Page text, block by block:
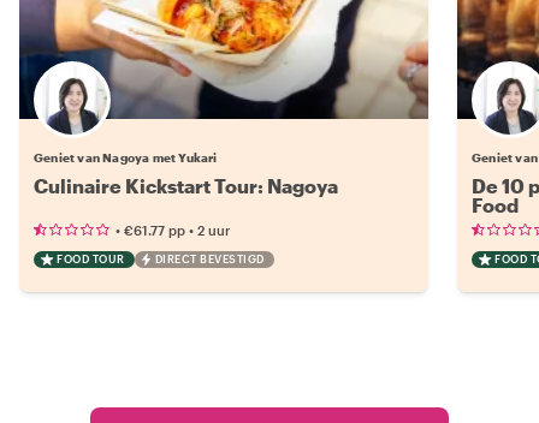
Geniet van Nagoya met Yukari
Culinaire Kickstart Tour: Nagoya
• €61.77 pp • 2 uur
FOOD TOUR DIRECT BEVESTIGD
Geniet
De 10
Food
FOOD